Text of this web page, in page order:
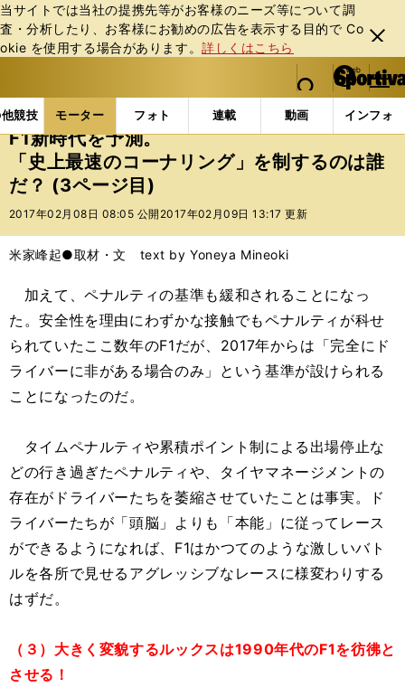
当サイトでは当社の提携先等がお客様のニーズ等について調
査・分析したり、お客様にお勧めの広告を表⽰する⽬的で Co
okie を使⽤する場合があります。詳しくはこちら
閉じ
る
web Sportiva (webスポルティーバ)
検索
マイペ
ー
ジ
メニュ
競技 モーター フォト 連載 動画 インフォ
b
ス
ポ
ル
テ
ー
バ
モーターの記事一覧 モーター F1 F1新時代を予
F1新時代を予測。
「史上最速のコーナリング」を制するのは誰
だ？ (3ページ目)
2017年02月08日 08:05 公開 2017年02月09日 13:17 更新
米家峰起●取材・文 text by Yoneya Mineoki
加えて、ペナルティの基準も緩和されることになっ
た。安全性を理由にわずかな接触でもペナルティが科せ
られていたここ数年のF1だが、2017年からは「完全にド
ライバーに非がある場合のみ」という基準が設けられる
ことになったのだ。
タイムペナルティや累積ポイント制による出場停止な
どの行き過ぎたペナルティや、タイヤマネージメントの
存在がドライバーたちを萎縮させていたことは事実。ド
ライバーたちが「頭脳」よりも「本能」に従ってレース
ができるようになれば、F1はかつてのような激しいバト
ルを各所で見せるアグレッシブなレースに様変わりする
はずだ。
（３）大きく変貌するルックスは1990年代のF1を彷彿と
させる！